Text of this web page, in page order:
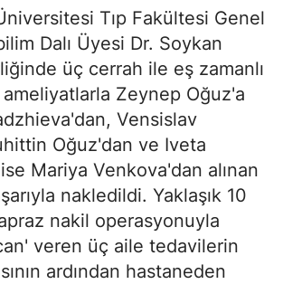
Tıp Fakültesi Genel
Dalı Üyesi Dr. Soykan
üç cerrah ile eş zamanlı
Zeynep Oğuz'a
Vensislav
Oğuz'dan ve Iveta
Mariya Venkova'dan alınan
nakledildi. Yaklaşık 10
nakil operasyonuyla
veren üç aile tedavilerin
ardından hastaneden